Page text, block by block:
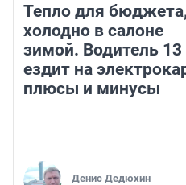
Тепло для
холодно в салоне
зимой. Водитель 13
ездит на
плюсы и минусы
Денис Дедюхин